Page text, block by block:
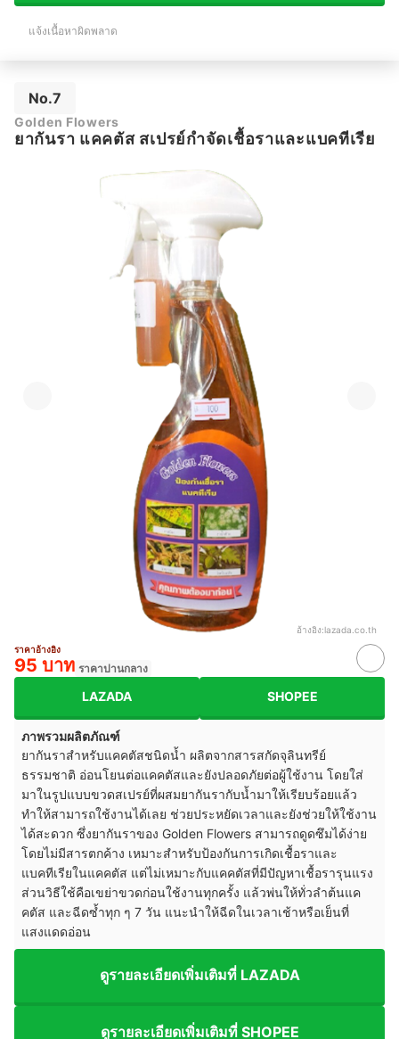
แจ้งเนื้อหาผิดพลาด
No.7
Golden Flowers
ยากันรา แคคตัส สเปรย์กำจัดเชื้อราและแบคทีเรีย
อ้างอิง:lazada.co.th
ราคาอ้างอิง
95 บาท ราคาปานกลาง
LAZADA SHOPEE
ภาพรวมผลิตภัณฑ์
ยากันราสำหรับแคคตัสชนิดน้ำ ผลิตจากสารสกัดจุลินทรีย์
ธรรมชาติ อ่อนโยนต่อแคคตัสและยังปลอดภัยต่อผู้ใช้งาน โดยใส่
มาในรูปแบบขวดสเปรย์ที่ผสมยากันรากับน้ำมาให้เรียบร้อยแล้ว
ทำให้สามารถใช้งานได้เลย ช่วยประหยัดเวลาและยังช่วยให้ใช้งาน
ได้สะดวก ซึ่งยากันราของ Golden Flowers สามารถดูดซึมได้ง่าย
โดยไม่มีสารตกค้าง เหมาะสำหรับป้องกันการเกิดเชื้อราและ
แบคทีเรียในแคคตัส แต่ไม่เหมาะกับแคคตัสที่มีปัญหาเชื้อรารุนแรง
ส่วนวิธีใช้คือเขย่าขวดก่อนใช้งานทุกครั้ง แล้วพ่นให้ทั่วลำต้นแค
คตัส และฉีดซ้ำทุก ๆ 7 วัน แนะนำให้ฉีดในเวลาเช้าหรือเย็นที่
แสงแดดอ่อน
ดูรายละเอียดเพิ่มเติมที่ LAZADA
ดูรายละเอียดเพิ่มเติมที่ SHOPEE